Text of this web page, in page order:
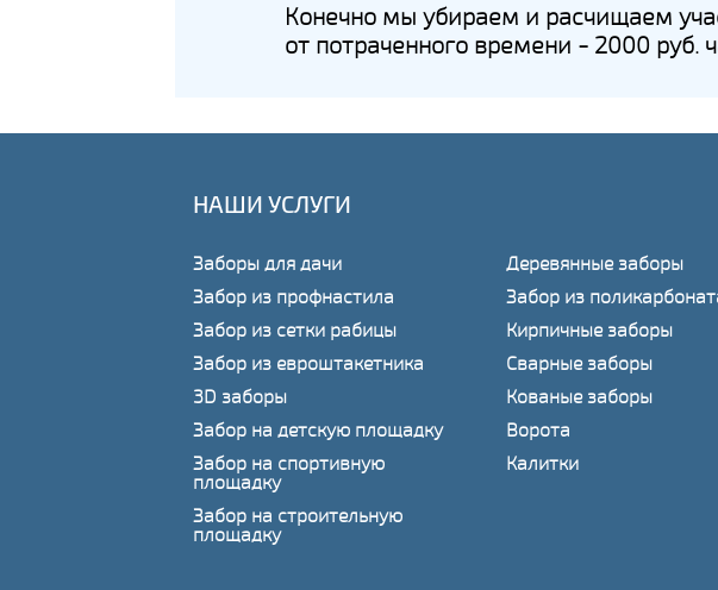
Конечно мы убираем и расчищаем
от потраченного времени - 2000 руб.
НАШИ УСЛУГИ
Заборы для дачи
Забор из профнастила
Забор из сетки рабицы
Забор из евроштакетника
3D заборы
Забор на детскую площадку
Забор на спортивную
площадку
Забор на строительную
площадку
Деревянные заборы
Забор из
Кирпичные заборы
Сварные заборы
Кованые заборы
Ворота
Калитки